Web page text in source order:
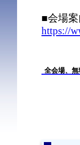
■会場案
https://
全会場、無